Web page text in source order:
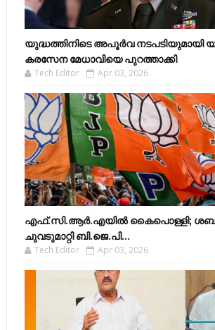
യുദ്ധത്തിനിടെ അപൂർവ
കരസേന മേധാവിയെ പുറത്താക്കി
Tech Editor Apr 03, 2026
എഫ്​.സി.ആർ.എയിൽ കൈപൊള്ളി;
ചുവടുമാറ്റി ബി.ജെ.പി...
Tech Editor Apr 03, 2026